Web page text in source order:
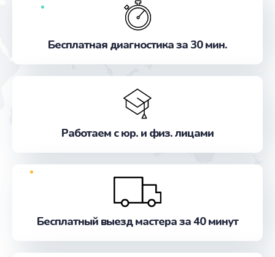
Бесплатная диагностика за 30 мин.
Работаем с юр. и физ. лицами
Бесплатный выезд мастера за 40 минут